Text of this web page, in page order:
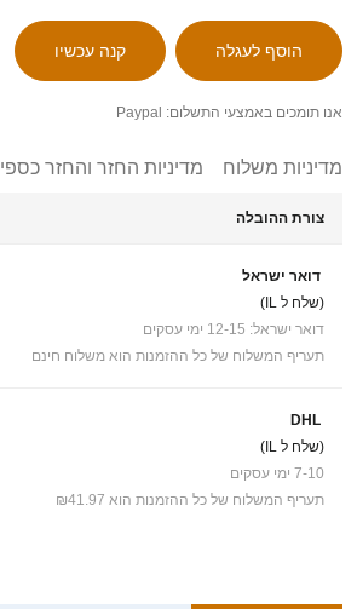
אנו תומכים באמצעי התשלום: Paypal
מדיניות משלוח מדיניות החזר והחזר כספי
צורת ההובלה
דואר ישראל
(שלח ל IL)
דואר ישראל: 12-15 ימי עסקים
תעריף המשלוח של כל ההזמנות הוא משלוח חינם
DHL
(שלח ל IL)
7-10 ימי עסקים
תעריף המשלוח של כל ההזמנות הוא ₪41.97